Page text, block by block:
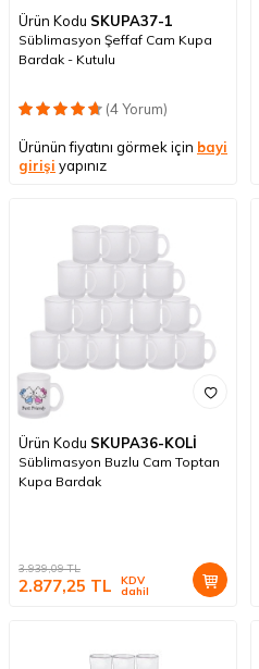
Ürün Kodu SKUPA37-1
Süblimasyon Şeffaf Cam Kupa
Bardak - Kutulu
(4 Yorum)
Ürünün fiyatını görmek için bayi
girişi yapınız
Ürün Kodu SKUPA36-KOLİ
Süblimasyon Buzlu Cam Toptan
Kupa Bardak
3.939,09TL
2.877,25 TL KDV
dahil